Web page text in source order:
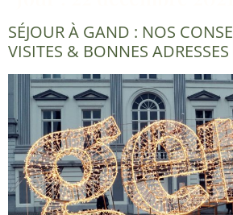
SÉJOUR À GAND : NOS
VISITES & BONNES ADRESSES